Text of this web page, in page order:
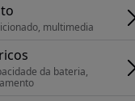
multimedia
da bateria,